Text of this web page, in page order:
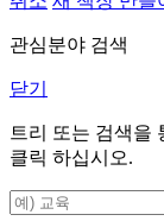
관심분야 검색
닫기
트리 또는 검색을
클릭 하십시오.